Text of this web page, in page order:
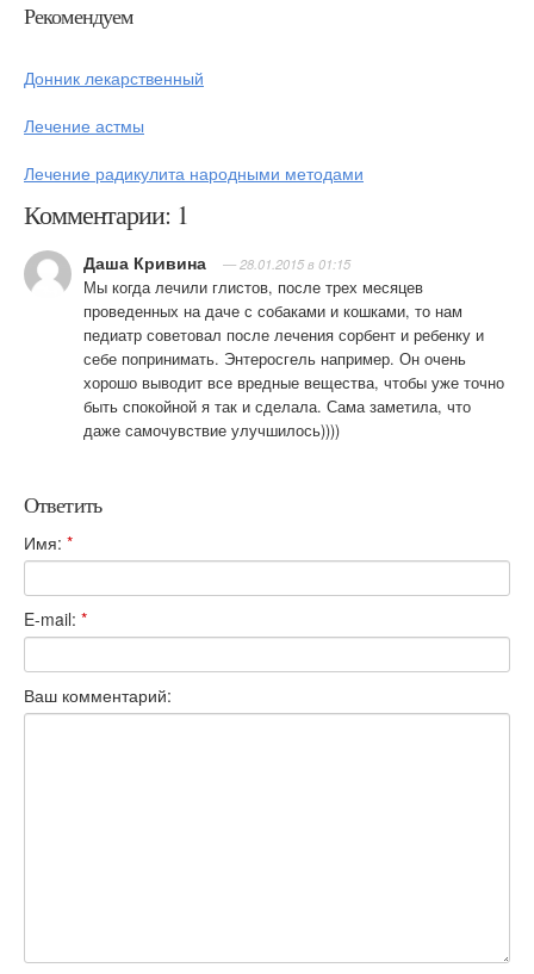
Рекомендуем
Донник лекарственный
Лечение астмы
Лечение радикулита народными методами
Комментарии: 1
Даша Кривина — 28.01.2015 в 01:15
Мы когда лечили глистов, после трех месяцев
проведенных на даче с собаками и кошками, то нам
педиатр советовал после лечения сорбент и ребенку и
себе попринимать. Энтеросгель например. Он очень
хорошо выводит все вредные вещества, чтобы уже точно
быть спокойной я так и сделала. Сама заметила, что
даже самочувствие улучшилось))))
Ответить
Имя: *
E-mail: *
Ваш комментарий: